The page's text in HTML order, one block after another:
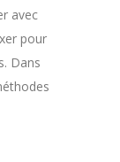
avec
pour
Dans